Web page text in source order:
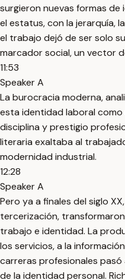
surgieron nuevas formas
el estatus, con la jerarquía,
el trabajo dejó de ser solo
marcador social, un vector
11:53
Speaker A
La burocracia moderna,
esta identidad laboral
disciplina y prestigio
literaria exaltaba al
modernidad industrial.
12:28
Speaker A
Pero ya a finales del siglo
tercerización,
trabajo e identidad. La
los servicios, a la
carreras profesionales
de la identidad personal.